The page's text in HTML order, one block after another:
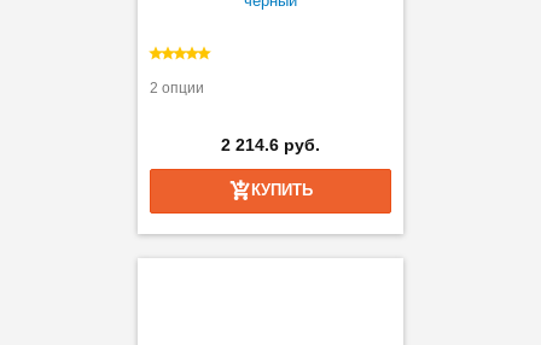
2 опции
2 214.6 руб.
КУПИТЬ